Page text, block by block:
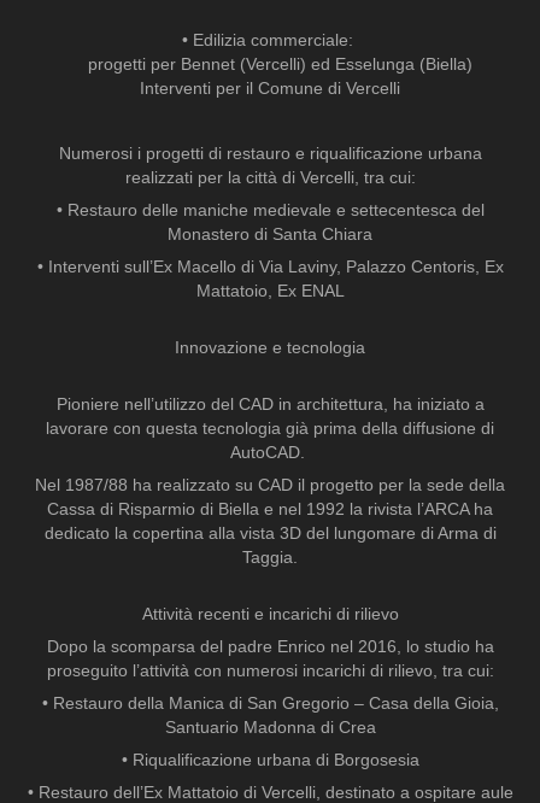
• Edilizia commerciale:
progetti per Bennet (Vercelli) ed Esselunga (Biella)
Interventi per il Comune di Vercelli
Numerosi i progetti di restauro e riqualificazione urbana
realizzati per la città di Vercelli, tra cui:
• Restauro delle maniche medievale e settecentesca del
Monastero di Santa Chiara
• Interventi sull’Ex Macello di Via Laviny, Palazzo Centoris, Ex
Mattatoio, Ex ENAL
Innovazione e tecnologia
Pioniere nell’utilizzo del CAD in architettura, ha iniziato a
lavorare con questa tecnologia già prima della diffusione di
AutoCAD.
Nel 1987/88 ha realizzato su CAD il progetto per la sede della
Cassa di Risparmio di Biella e nel 1992 la rivista l’ARCA ha
dedicato la copertina alla vista 3D del lungomare di Arma di
Taggia.
Attività recenti e incarichi di rilievo
Dopo la scomparsa del padre Enrico nel 2016, lo studio ha
proseguito l’attività con numerosi incarichi di rilievo, tra cui:
• Restauro della Manica di San Gregorio – Casa della Gioia,
Santuario Madonna di Crea
• Riqualificazione urbana di Borgosesia
• Restauro dell’Ex Mattatoio di Vercelli, destinato a ospitare aule